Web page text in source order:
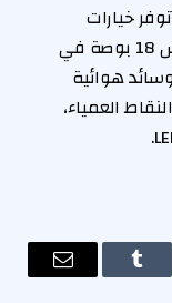
توفر خيارات
متعددة من التجهيزات، أبرزها جنوط قياس 18 بوصة في
هوائية
العمياء،
Tumblr
البريد